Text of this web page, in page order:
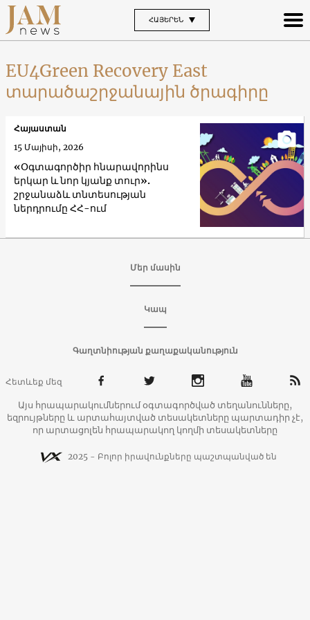
ՀԱՅԵՐԵՆ
EU4Green Recovery East
տարածաշրջանային ծրագիրը
«Օգտագործիր հնարավորինս
երկար և նոր կյանք տուր».
շրջանաձև տնտեսության
ներդրումը ՀՀ-ում
Հայաստան
15 Մայիսի, 2026
Մեր մասին
Կապ
Գաղտնիության քաղաքականություն
Հետևեք մեզ
Այս հրապարակումներում օգտագործված տեղանունները,
եզրույթները և արտահայտված տեսակետները պարտադիր չէ,
որ արտացոլեն հրապարակող կողմի տեսակետները
2025 - Բոլոր իրավունքները պաշտպանված են